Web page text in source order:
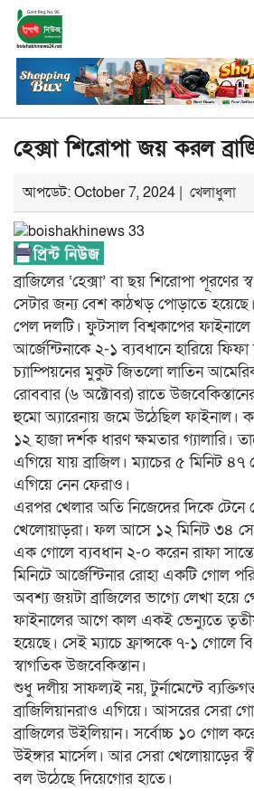
শিরোনাম
double_arrowগ্যাস–বিদ্যুৎ, দ্রব্যমূল্য
হেক্সা শিরোপা জয় করল
আপডেট: October 7, 2024 | খেলাধুলা
ব্রাজিলের ‘হেক্সা’ বা ছয় শিরোপা পূরণের
সেটার জন্য বেশ কাঠখড় পোড়াতে
পেল দলটি। ফুটসাল বিশ্বকাপের ফাইনালে
আর্জেন্টিনাকে ২-১ ব্যবধানে হারিয়ে
চ্যাম্পিয়নের মুকুট জিতলো লাতিন
রোববার (৬ অক্টোবর) রাতে
হুমো অ্যারেনায় জমে উঠেছিল ফাইনাল।
১২ হাজা দর্শক ধারণ ক্ষমতার গ্যালারি।
এগিয়ে যায় ব্রাজিল। ম্যাচের ৫ মিনিট
এগিয়ে নেন ফেরাও।
এরপর খেলার অতি নিজেদের দিকে টেনে
খেলোয়াড়রা। ফল আসে ১২ মিনিট ৩৪
এক গোলে ব্যবধান ২-০ করেন রাফা
মিনিটে আর্জেন্টিনার রোহা একটি গোল
অবশ্য জয়টা ব্রাজিলের ভাগ্যে লেখা হয়ে
ফাইনালের আগে কাল একই ভেন্যুতে তৃতীয়
হয়েছে। সেই ম্যাচে ফ্রান্সকে ৭-১ গোলে
স্বাগতিক উজবেকিস্তান।
শুধু দলীয় সাফল্যই নয়, টুর্নামেন্টে
ব্রাজিলিয়ানরাও এগিয়ে। আসরের সেরা
ব্রাজিলের উইলিয়ান। সর্বোচ্চ ১০ গোল
উইঙ্গার মার্সেল। আর সেরা খেলোয়াড়ের
বল উঠেছে দিয়েগোর হাতে।